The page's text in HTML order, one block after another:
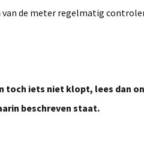
de meter regelmatig
toch iets niet klopt, lees dan
beschreven staat.